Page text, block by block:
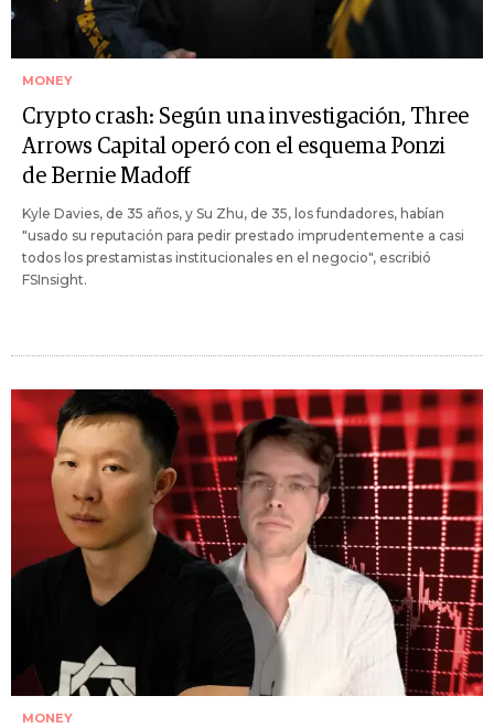
MONEY
Crypto crash: Según una investigación, Three
Arrows Capital operó con el esquema Ponzi
de Bernie Madoff
Kyle Davies, de 35 años, y Su Zhu, de 35, los fundadores, habían
"usado su reputación para pedir prestado imprudentemente a casi
todos los prestamistas institucionales en el negocio", escribió
FSInsight.
MONEY